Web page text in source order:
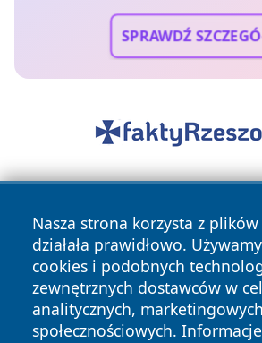
SPRAWDŹ
Nasza strona korzysta z
działała prawidłowo.
cookies i podobnych
zewnętrznych dostawców w
analitycznych,
społecznościowych.
Copyright © 2026 wpruszkowie.pl
zastrzeżone.